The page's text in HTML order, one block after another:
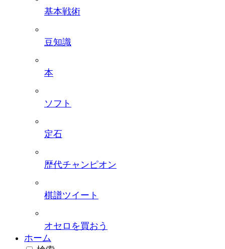
基本戦術
豆知識
本
ソフト
定石
歴代チャンピオン
棋譜ツイート
オセロを買おう
ホーム